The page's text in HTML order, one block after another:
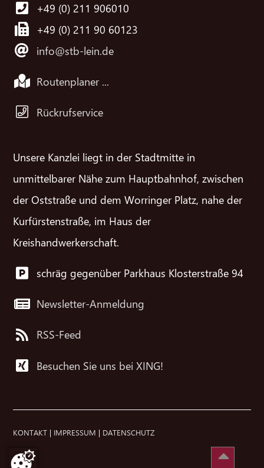
+49 (0) 211 906010
+49 (0) 211 90 60123
info@stb-lein.de
Routenplaner ...
Rückrufservice
Unsere Kanzlei liegt in der Stadtmitte in
unmittelbarer Nähe zum Hauptbahnhof, zwischen
der Oststraße und dem Worringer Platz, nahe der
Kurfürstenstraße, im Haus der
Kreishandwerkerschaft.
schräg gegenüber Parkhaus Klosterstraße 94
Newsletter-Anmeldung
RSS-Feed
Besuchen Sie uns bei XING!
KONTAKT | IMPRESSUM | DATENSCHUTZ